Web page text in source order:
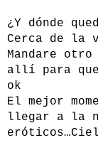
¿Y dónde
Cerca de la
Mandare
allí para
ok
El mejor
llegar a la